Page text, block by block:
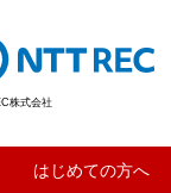
株式会社
はじめての方へ